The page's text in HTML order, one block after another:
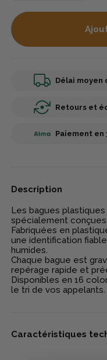
Délai moyen
Retours et
Paiement en
Description
Les bagues
spécialement
Fabriquées en
une identification
humides.
Chaque bague est
repérage rapide et
Disponibles en 16
le tri de vos appelants.
Caractéristiques